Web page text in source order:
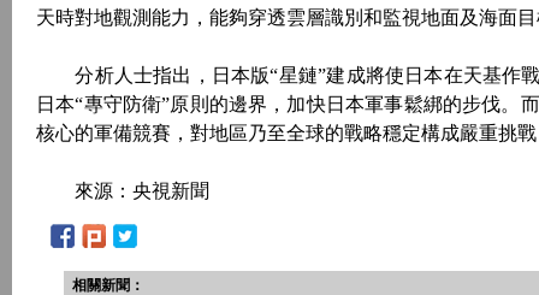
天時對地觀測能力，能夠穿透雲層識別和監視地面及海面
分析人士指出，日本版“星鏈”建成將使日本在天基作
日本“專守防衛”原則的邊界，加快日本軍事鬆綁的步伐
核心的軍備競賽，對地區乃至全球的戰略穩定構成嚴重挑
來源：央視新聞
相關新聞：